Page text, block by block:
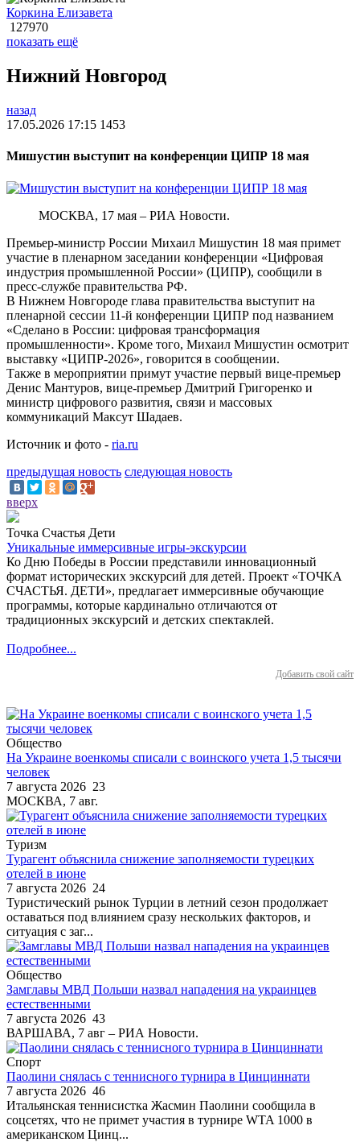
Коркина Елизавета
127970
показать ещё
Нижний Новгород
назад
17.05.2026 17:15 1453
Мишустин выступит на конференции ЦИПР 18 мая
МОСКВА, 17 мая – РИА Новости.
Премьер-министр России Михаил Мишустин 18 мая примет
участие в пленарном заседании конференции «Цифровая
индустрия промышленной России» (ЦИПР), сообщили в
пресс-службе правительства РФ.
В Нижнем Новгороде глава правительства выступит на
пленарной сессии 11-й конференции ЦИПР под названием
«Сделано в России: цифровая трансформация
промышленности». Кроме того, Михаил Мишустин осмотрит
выставку «ЦИПР-2026», говорится в сообщении.
Также в мероприятии примут участие первый вице-премьер
Денис Мантуров, вице-премьер Дмитрий Григоренко и
министр цифрового развития, связи и массовых
коммуникаций Максут Шадаев.
Источник и фото - ria.ru
предыдущая новость следующая новость
вверх
Точка Счастья Дети
Уникальные иммерсивные игры-экскурсии
Ко Дню Победы в России представили инновационный
формат исторических экскурсий для детей. Проект «ТОЧКА
СЧАСТЬЯ. ДЕТИ», предлагает иммерсивные обучающие
программы, которые кардинально отличаются от
традиционных экскурсий и детских спектаклей.
Подробнее...
Добавить свой сайт
Общество
На Украине военкомы списали с воинского учета 1,5 тысячи
человек
7 августа 2026 23
МОСКВА, 7 авг.
Туризм
Турагент объяснила снижение заполняемости турецких
отелей в июне
7 августа 2026 24
Туристический рынок Турции в летний сезон продолжает
оставаться под влиянием сразу нескольких факторов, и
ситуация с заг...
Общество
Замглавы МВД Польши назвал нападения на украинцев
естественными
7 августа 2026 43
ВАРШАВА, 7 авг – РИА Новости.
Спорт
Паолини снялась с теннисного турнира в Цинциннати
7 августа 2026 46
Итальянская теннисистка Жасмин Паолини сообщила в
соцсетях, что не примет участия в турнире WTA 1000 в
американском Цинц...